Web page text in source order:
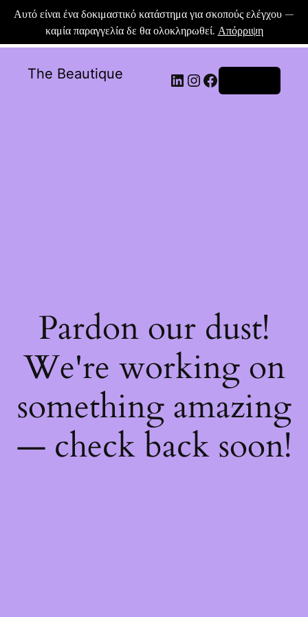
Αυτό είναι ένα δοκιμαστικό κατάστημα για σκοπούς ελέγχου —
καμία παραγγελία δε θα ολοκληρωθεί. Απόρριψη
The Beautique
Pardon our dust!
We're working on
something amazing
— check back soon!